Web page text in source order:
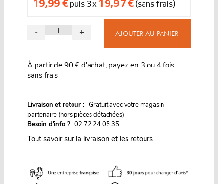
19,99 €puis 3 x 19,97 €(sans frais)
- + AJOUTER AU PANIER
À partir de 90 € d'achat, payez en 3 ou 4 fois
sans frais
Livraison et retour : Gratuit avec votre magasin
partenaire (hors pièces détachées)
Besoin d'info ? 02 72 24 05 35
Tout savoir sur la livraison et les retours